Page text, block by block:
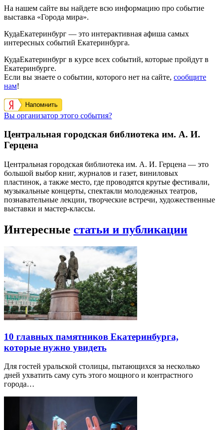
На нашем сайте вы найдете всю информацию про событие
выставка «Города мира».
КудаЕкатеринбург — это интерактивная афиша самых
интересных событий Екатеринбурга.
КудаЕкатеринбург в курсе всех событий, которые пройдут в
Екатеринбурге.
Если вы знаете о событии, которого нет на сайте, сообщите
нам!
Напомнить
Вы организатор этого события?
Центральная городская библиотека им. А. И.
Герцена
Центральная городская библиотека им. А. И. Герцена — это
большой выбор книг, журналов и газет, виниловых
пластинок, а также место, где проводятся крутые фестивали,
музыкальные концерты, спектакли молодежных театров,
познавательные лекции, творческие встречи, художественные
выставки и мастер-классы.
Интересные статьи и публикации
10 главных памятников Екатеринбурга,
которые нужно увидеть
Для гостей уральской столицы, пытающихся за несколько
дней ухватить саму суть этого мощного и контрастного
города…